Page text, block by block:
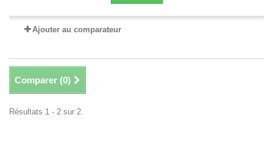
Ajouter au comparateur
Comparer (0)
Résultats 1 - 2 sur 2.